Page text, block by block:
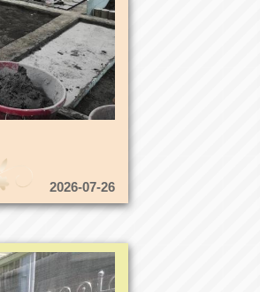
2026-07-26